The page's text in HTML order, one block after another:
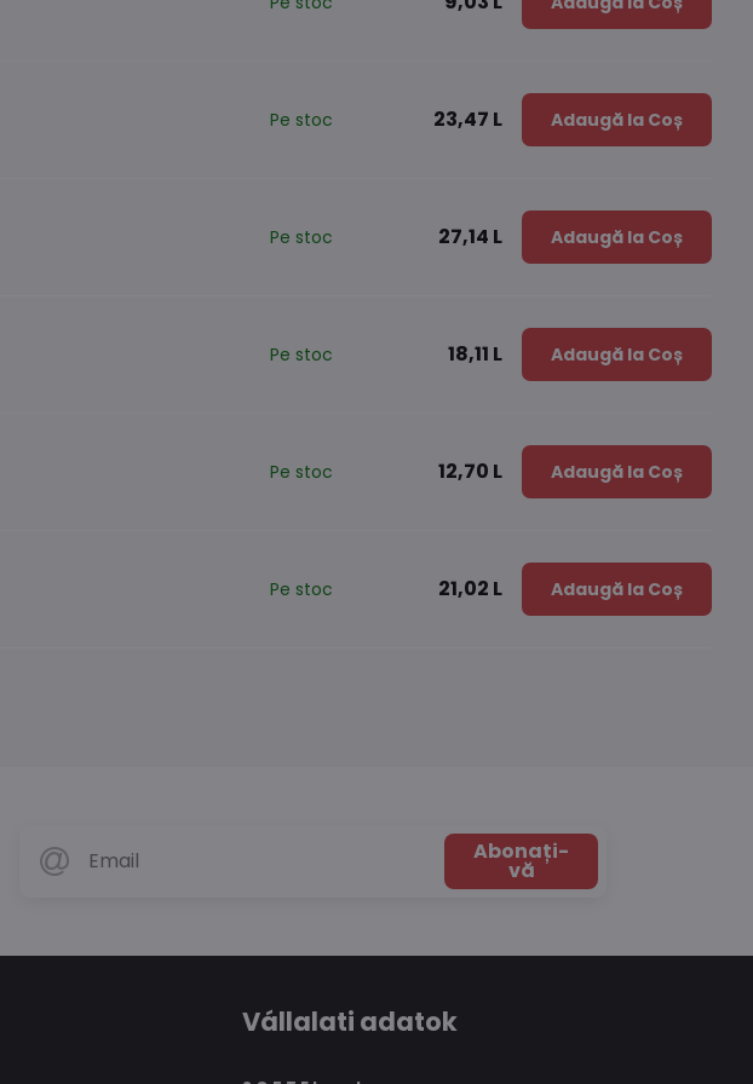
Pe stoc 23,47 L Adaugă la Coș
Pe stoc 27,14 L Adaugă la Coș
Pe stoc 18,11 L Adaugă la Coș
Pe stoc 12,70 L Adaugă la Coș
Pe stoc 21,02 L Adaugă la Coș
Abonați-
vă
Vállalati adatok